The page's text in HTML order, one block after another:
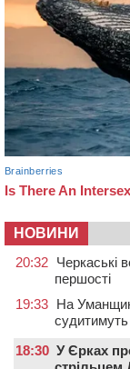
НОВИНИ
20:32 Черкаські
першості
19:33 На
18:30 У Єрках